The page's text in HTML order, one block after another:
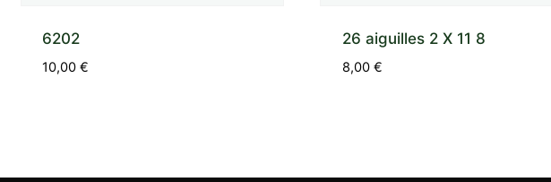
6202
10,00€
26 aiguilles 2 X 11 8
8,00 €